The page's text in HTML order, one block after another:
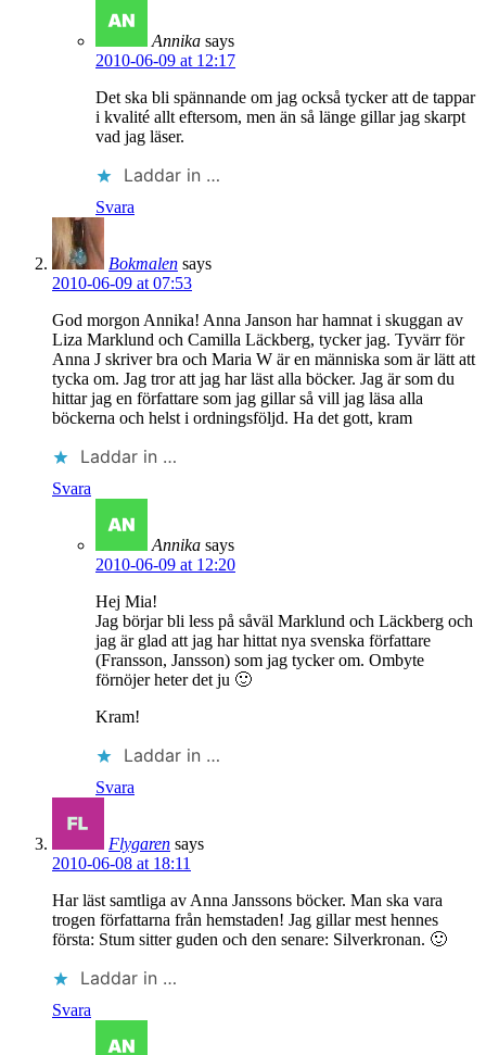
Annika says
2010-06-09 at 12:17
Det ska bli spännande om jag också tycker att de tappar
i kvalité allt eftersom, men än så länge gillar jag skarpt
vad jag läser.
Laddar in …
Svara
Bokmalen says
2010-06-09 at 07:53
God morgon Annika! Anna Janson har hamnat i skuggan av
Liza Marklund och Camilla Läckberg, tycker jag. Tyvärr för
Anna J skriver bra och Maria W är en människa som är lätt att
tycka om. Jag tror att jag har läst alla böcker. Jag är som du
hittar jag en författare som jag gillar så vill jag läsa alla
böckerna och helst i ordningsföljd. Ha det gott, kram
Laddar in …
Svara
Annika says
2010-06-09 at 12:20
Hej Mia!
Jag börjar bli less på såväl Marklund och Läckberg och
jag är glad att jag har hittat nya svenska författare
(Fransson, Jansson) som jag tycker om. Ombyte
förnöjer heter det ju 🙂
Kram!
Laddar in …
Svara
Flygaren says
2010-06-08 at 18:11
Har läst samtliga av Anna Janssons böcker. Man ska vara
trogen författarna från hemstaden! Jag gillar mest hennes
första: Stum sitter guden och den senare: Silverkronan. 🙂
Laddar in …
Svara